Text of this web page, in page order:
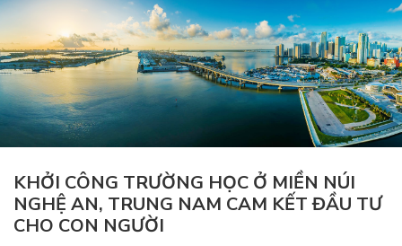
KHỞI CÔNG TRƯỜNG HỌC Ở MIỀN NÚI
NGHỆ AN, TRUNG NAM CAM KẾT ĐẦU TƯ
CHO CON NGƯỜI